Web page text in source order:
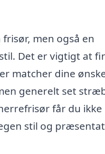
men også en
Det er vigtigt at
matcher dine
generelt set
får du
stil og